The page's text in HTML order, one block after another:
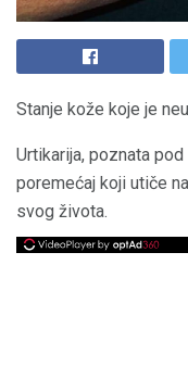
Stanje kože koje je
Urtikarija, poznata
poremećaj koji utiče
svog života.